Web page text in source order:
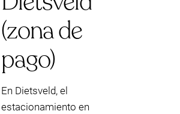
(zona de
pago)
En Dietsveld, el
estacionamiento en